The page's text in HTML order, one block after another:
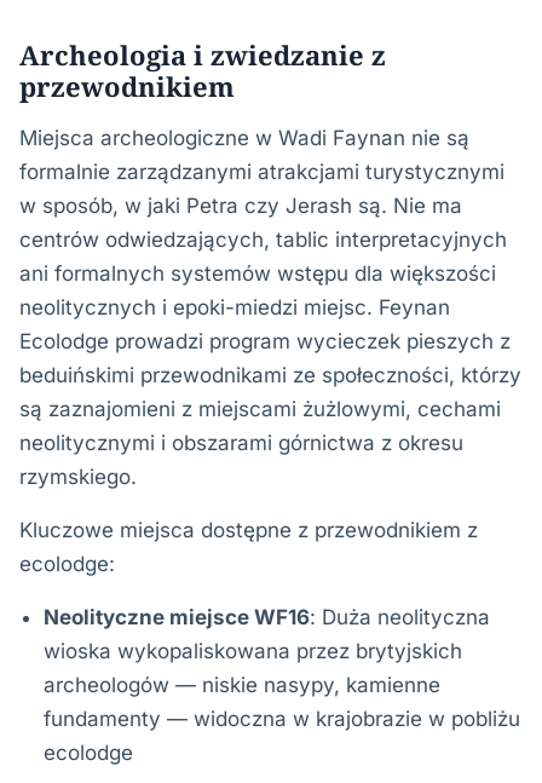
Archeologia i zwiedzanie z
przewodnikiem
Miejsca archeologiczne w Wadi Faynan nie są
formalnie zarządzanymi atrakcjami turystycznymi
w sposób, w jaki Petra czy Jerash są. Nie ma
centrów odwiedzających, tablic interpretacyjnych
ani formalnych systemów wstępu dla większości
neolitycznych i epoki-miedzi miejsc. Feynan
Ecolodge prowadzi program wycieczek pieszych z
beduińskimi przewodnikami ze społeczności, którzy
są zaznajomieni z miejscami żużlowymi, cechami
neolitycznymi i obszarami górnictwa z okresu
rzymskiego.
Kluczowe miejsca dostępne z przewodnikiem z
ecolodge:
Neolityczne miejsce WF16: Duża neolityczna
wioska wykopaliskowana przez brytyjskich
archeologów — niskie nasypy, kamienne
fundamenty — widoczna w krajobrazie w pobliżu
ecolodge